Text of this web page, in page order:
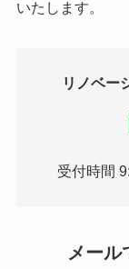
いたします。
リノベー
受付時間
メール